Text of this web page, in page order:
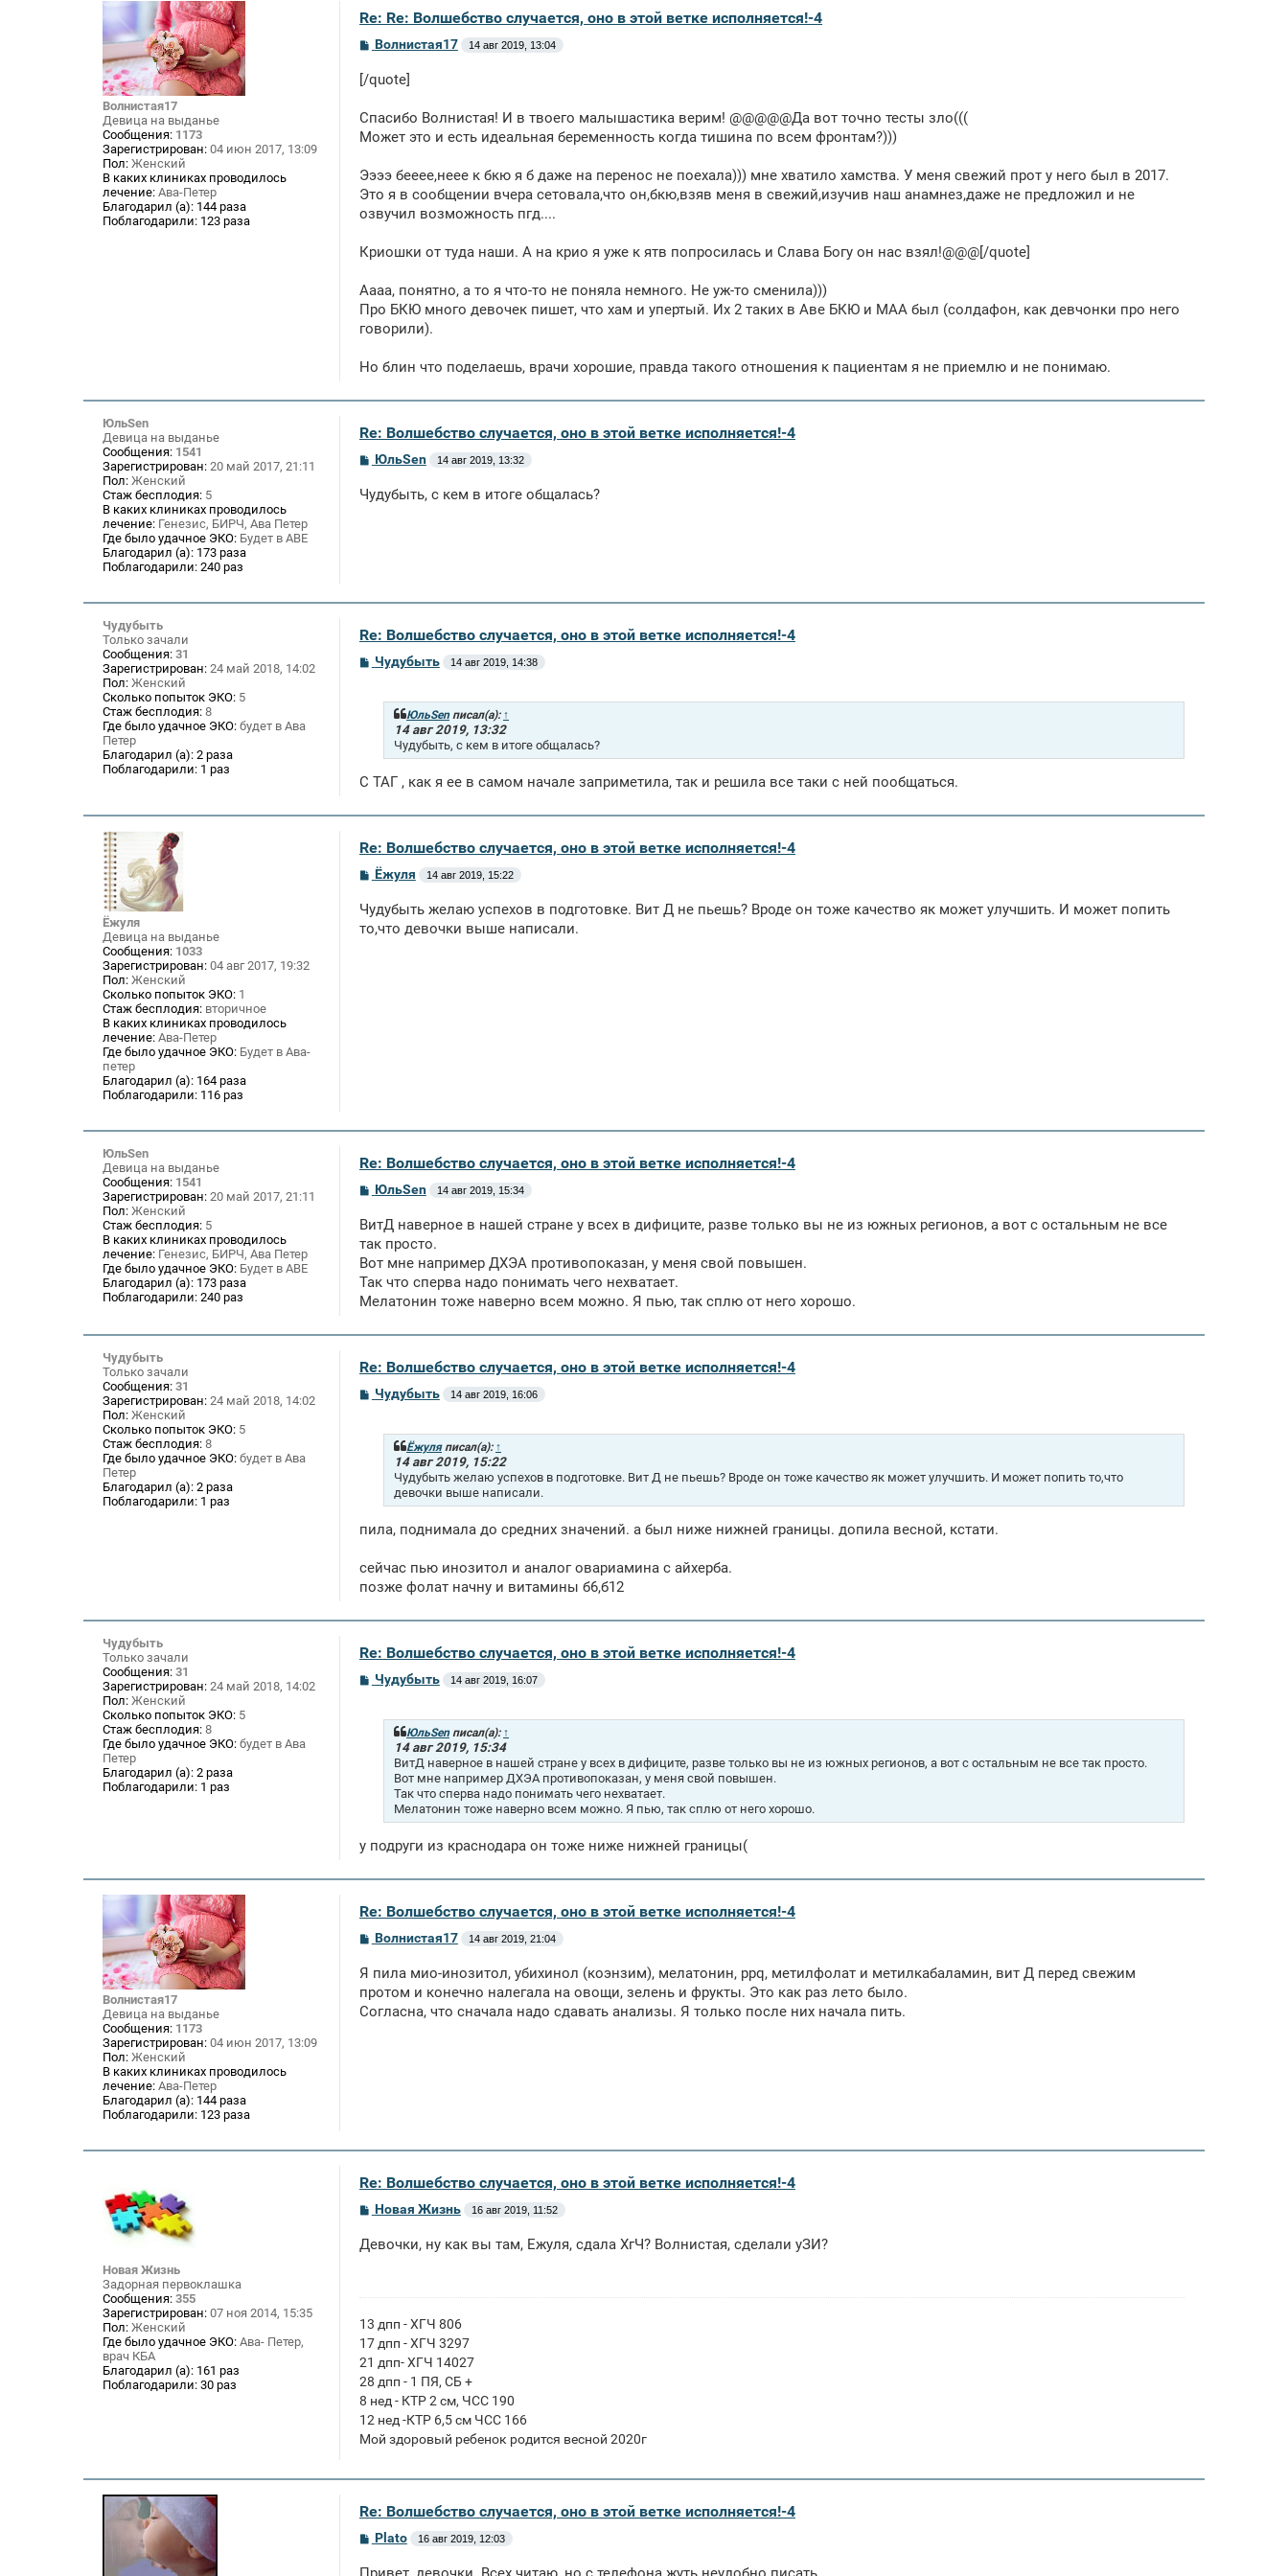
Волнистая17
Девица на выданье
Сообщения: 1173
Зарегистрирован: 04 июн 2017, 13:09
Пол: Женский
В каких клиниках проводилось
лечение: Ава-Петер
Благодарил (а): 144 раза
Поблагодарили: 123 раза
Re: Re: Волшебство случается, оно в этой ветке исполняется!-4
С
б
н
и
Волнистая17 14 авг 2019, 13:04
[/quote]
Спасибо Волнистая! И в твоего малышастика верим! @@@@@Да вот точно тесты зло(((
Может это и есть идеальная беременность когда тишина по всем фронтам?)))
Ээээ бееее,неее к бкю я б даже на перенос не поехала))) мне хватило хамства. У меня свежий прот у него был в 2017.
Это я в сообщении вчера сетовала,что он,бкю,взяв меня в свежий,изучив наш анамнез,даже не предложил и не
озвучил возможность пгд....
Криошки от туда наши. А на крио я уже к ятв попросилась и Слава Богу он нас взял!@@@[/quote]
Аааа, понятно, а то я что-то не поняла немного. Не уж-то сменила)))
Про БКЮ много девочек пишет, что хам и упертый. Их 2 таких в Аве БКЮ и МАА был (солдафон, как девчонки про него
говорили).
Но блин что поделаешь, врачи хорошие, правда такого отношения к пациентам я не приемлю и не понимаю.
ЮльSen
Девица на выданье
Сообщения: 1541
Зарегистрирован: 20 май 2017, 21:11
Пол: Женский
Стаж бесплодия: 5
В каких клиниках проводилось
лечение: Генезис, БИРЧ, Ава Петер
Где было удачное ЭКО: Будет в АВЕ
Благодарил (а): 173 раза
Поблагодарили: 240 раз
Re: Волшебство случается, оно в этой ветке исполняется!-4
С
б
ЮльSen 14 авг 2019, 13:32
Чудубыть, с кем в итоге общалась?
Чудубыть
Только зачали
Сообщения: 31
Зарегистрирован: 24 май 2018, 14:02
Пол: Женский
Сколько попыток ЭКО: 5
Стаж бесплодия: 8
Где было удачное ЭКО: будет в Ава
Петер
Благодарил (а): 2 раза
Поблагодарили: 1 раз
Re: Волшебство случается, оно в этой ветке исполняется!-4
СЧудубыть 14 авг 2019, 14:38
ЮльSenписал(а): ↑
14 авг 2019, 13:32
Чудубыть, с кем в итоге общалась?
С ТАГ , как я ее в самом начале заприметила, так и решила все таки с ней пообщаться.
Ёжуля
Девица на выданье
Сообщения: 1033
Зарегистрирован: 04 авг 2017, 19:32
Пол: Женский
Сколько попыток ЭКО: 1
Стаж бесплодия: вторичное
В каких клиниках проводилось
лечение: Ава-Петер
Где было удачное ЭКО: Будет в Ава-
петер
Благодарил (а): 164 раза
Поблагодарили: 116 раз
Re: Волшебство случается, оно в этой ветке исполняется!-4
С
б
щ
е
Ёжуля 14 авг 2019, 15:22
Чудубыть желаю успехов в подготовке. Вит Д не пьешь? Вроде он тоже качество як может улучшить. И может попить
то,что девочки выше написали.
ЮльSen
Девица на выданье
Сообщения: 1541
Зарегистрирован: 20 май 2017, 21:11
Пол: Женский
Стаж бесплодия: 5
В каких клиниках проводилось
лечение: Генезис, БИРЧ, Ава Петер
Где было удачное ЭКО: Будет в АВЕ
Благодарил (а): 173 раза
Поблагодарили: 240 раз
Re: Волшебство случается, оно в этой ветке исполняется!-4
С
б
щ
н
и
е
ЮльSen 14 авг 2019, 15:34
ВитД наверное в нашей стране у всех в дифиците, разве только вы не из южных регионов, а вот с остальным не все
так просто.
Вот мне например ДХЭА противопоказан, у меня свой повышен.
Так что сперва надо понимать чего нехватает.
Мелатонин тоже наверно всем можно. Я пью, так сплю от него хорошо.
Чудубыть
Только зачали
Сообщения: 31
Зарегистрирован: 24 май 2018, 14:02
Пол: Женский
Сколько попыток ЭКО: 5
Стаж бесплодия: 8
Где было удачное ЭКО: будет в Ава
Петер
Благодарил (а): 2 раза
Поблагодарили: 1 раз
Re: Волшебство случается, оно в этой ветке исполняется!-4
СЧудубыть 14 авг 2019, 16:06
Ёжуляписал(а): ↑
14 авг 2019, 15:22
Чудубыть желаю успехов в подготовке. Вит Д не пьешь? Вроде он тоже качество як может улучшить. И может попить то,что
девочки выше написали.
пила, поднимала до средних значений. а был ниже нижней границы. допила весной, кстати.
сейчас пью инозитол и аналог овариамина с айхерба.
позже фолат начну и витамины б6,б12
Чудубыть
Только зачали
Сообщения: 31
Зарегистрирован: 24 май 2018, 14:02
Пол: Женский
Сколько попыток ЭКО: 5
Стаж бесплодия: 8
Где было удачное ЭКО: будет в Ава
Петер
Благодарил (а): 2 раза
Поблагодарили: 1 раз
Re: Волшебство случается, оно в этой ветке исполняется!-4
СЧудубыть 14 авг 2019, 16:07
ЮльSenписал(а): ↑
14 авг 2019, 15:34
ВитД наверное в нашей стране у всех в дифиците, разве только вы не из южных регионов, а вот с остальным не все так просто.
Вот мне например ДХЭА противопоказан, у меня свой повышен.
Так что сперва надо понимать чего нехватает.
Мелатонин тоже наверно всем можно. Я пью, так сплю от него хорошо.
у подруги из краснодара он тоже ниже нижней границы(
Волнистая17
Девица на выданье
Сообщения: 1173
Зарегистрирован: 04 июн 2017, 13:09
Пол: Женский
В каких клиниках проводилось
лечение: Ава-Петер
Благодарил (а): 144 раза
Поблагодарили: 123 раза
Re: Волшебство случается, оно в этой ветке исполняется!-4
С
б
щ
е
н
Волнистая17 14 авг 2019, 21:04
Я пила мио-инозитол, убихинол (коэнзим), мелатонин, ppq, метилфолат и метилкабаламин, вит Д перед свежим
протом и конечно налегала на овощи, зелень и фрукты. Это как раз лето было.
Согласна, что сначала надо сдавать анализы. Я только после них начала пить.
Новая Жизнь
Задорная первоклашка
Сообщения: 355
Зарегистрирован: 07 ноя 2014, 15:35
Пол: Женский
Где было удачное ЭКО: Ава- Петер,
врач КБА
Благодарил (а): 161 раз
Поблагодарили: 30 раз
Re: Волшебство случается, оно в этой ветке исполняется!-4
С
б
Новая Жизнь 16 авг 2019, 11:52
Девочки, ну как вы там, Ежуля, сдала ХгЧ? Волнистая, сделали уЗИ?
13 дпп - ХГЧ 806
17 дпп - ХГЧ 3297
21 дпп- ХГЧ 14027
28 дпп - 1 ПЯ, СБ +
8 нед - КТР 2 см, ЧСС 190
12 нед -КТР 6,5 см ЧСС 166
Мой здоровый ребенок родится весной 2020г
Re: Волшебство случается, оно в этой ветке исполняется!-4
СPlato 16 авг 2019, 12:03